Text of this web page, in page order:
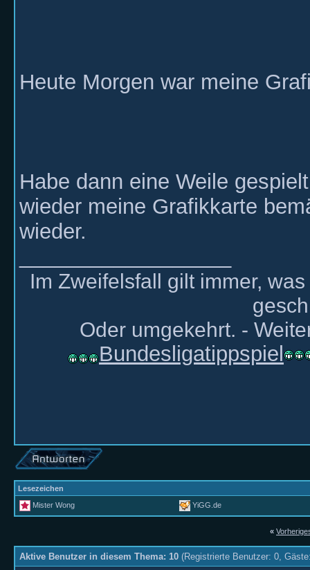
Heute Morgen war meine
Habe dann eine Weile
wieder meine Grafikkarte
wieder.
Im Zweifelsfall gilt immer,
Oder umgekehrt. -
Bundesligatippspiel
Lesezeichen
Mister Wong
YiGG.de
«
Aktive Benutzer in diesem Thema: 10 (Registrierte Benutzer: 0,